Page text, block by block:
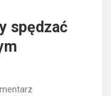
spędzać